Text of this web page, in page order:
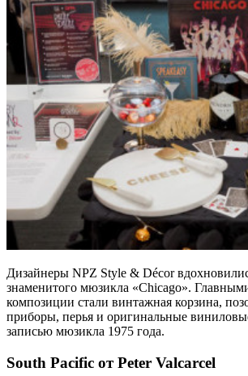
Дизайнеры NPZ Style & Décor
знаменитого мюзикла «Chicago».
композиции стали винтажная корзина,
приборы, перья и оригинальные
записью мюзикла 1975 года.
South Pacific от Peter Valcarcel